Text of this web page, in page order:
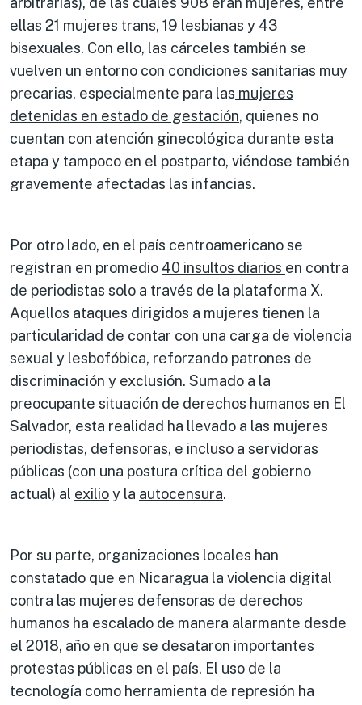
ellas 21 mujeres trans, 19 lesbianas y 43
bisexuales. Con ello, las cárceles también se
vuelven un entorno con condiciones sanitarias muy
precarias, especialmente para las mujeres
detenidas en estado de gestación, quienes no
cuentan con atención ginecológica durante esta
etapa y tampoco en el postparto, viéndose también
gravemente afectadas las infancias.
Por otro lado, en el país centroamericano se
registran en promedio 40 insultos diarios en contra
de periodistas solo a través de la plataforma X.
Aquellos ataques dirigidos a mujeres tienen la
particularidad de contar con una carga de violencia
sexual y lesbofóbica, reforzando patrones de
discriminación y exclusión. Sumado a la
preocupante situación de derechos humanos en El
Salvador, esta realidad ha llevado a las mujeres
periodistas, defensoras, e incluso a servidoras
públicas (con una postura crítica del gobierno
actual) al exilioy la autocensura.
Por su parte, organizaciones locales han
constatado que en Nicaragua la violencia digital
contra las mujeres defensoras de derechos
humanos ha escalado de manera alarmante desde
el 2018, año en que se desataron importantes
protestas públicas en el país. El uso de la
tecnología como herramienta de represión ha